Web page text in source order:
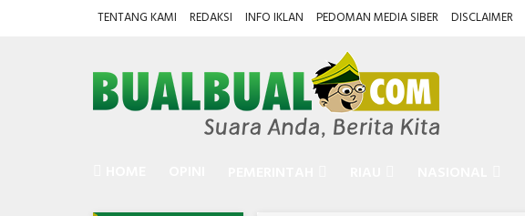
TENTANG KAMI REDAKSI INFO IKLAN PEDOMAN MEDIA SIBER DISCLAIMER